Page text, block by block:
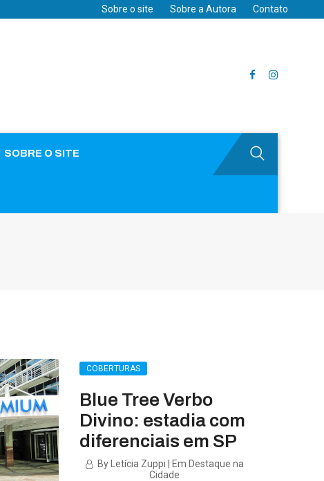
Sobre o site Sobre a Autora Contato
SOBRE O SITE
COBERTURAS
Blue Tree Verbo
Divino: estadia com
diferenciais em SP
By Letícia Zuppi | Em Destaque na
Cidade